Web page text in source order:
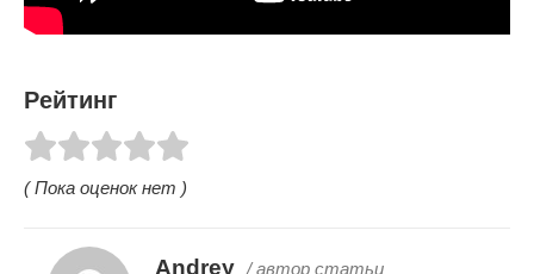
Рейтинг
( Пока оценок нет )
Andrey / автор статьи